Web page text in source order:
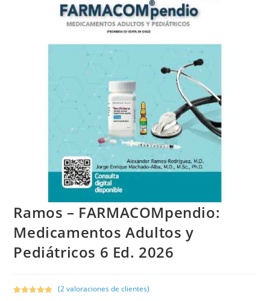
Ramos – FARMACOMpendio:
Medicamentos Adultos y
Pediátricos 6 Ed. 2026
(2valoraciones de clientes)